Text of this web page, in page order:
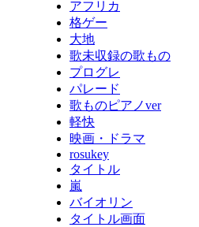
アフリカ
格ゲー
大地
歌未収録の歌もの
プログレ
パレード
歌ものピアノver
軽快
映画・ドラマ
rosukey
タイトル
嵐
バイオリン
タイトル画面